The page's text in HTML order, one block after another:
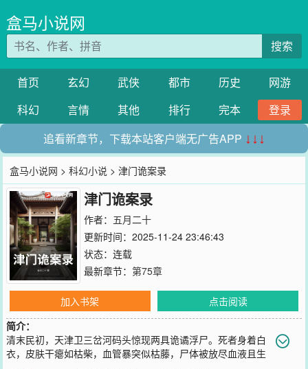
盒马小说网
搜索
首页 玄幻 武侠 都市 历史
网游
科幻
言情 其他 排行 完本
登录
追看新章节，下载本站客户端无广告APP ↓↓↓
盒马小说网 >科幻小说 > 津门诡案录
津门诡案录
作者： 五月二十
更新时间：2025-11-24 23:46:43
状态：连载
最新章节： 第75章
加入书架
点击阅读
简介：
清末民初，天津卫三岔河码头惊现两具诡谲浮尸。死者身着白
衣，皮肤干瘪如枯柴，血管暴突似枯藤，尸体被放尽血液且生